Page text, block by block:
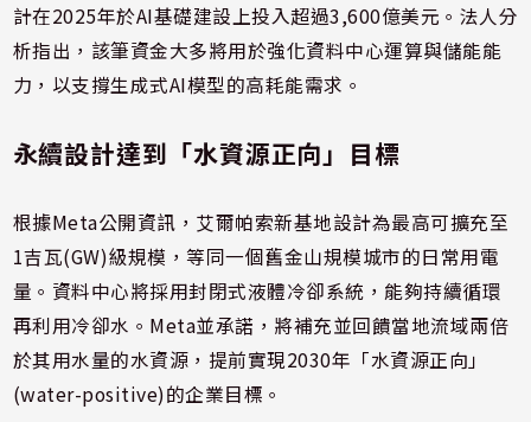
計在2025年於AI基礎建設上投入超過3,600億美元。法人分
析指出，該筆資金大多將用於強化資料中心運算與儲能能
力，以支撐生成式AI模型的高耗能需求。
永續設計達到「水資源正向」目標
根據Meta公開資訊，艾爾帕索新基地設計為最高可擴充至
1吉瓦(GW)級規模，等同一個舊金山規模城市的日常用電
量。資料中心將採用封閉式液體冷卻系統，能夠持續循環
再利用冷卻水。Meta並承諾，將補充並回饋當地流域兩倍
於其用水量的水資源，提前實現2030年「水資源正向」
(water-positive)的企業目標。